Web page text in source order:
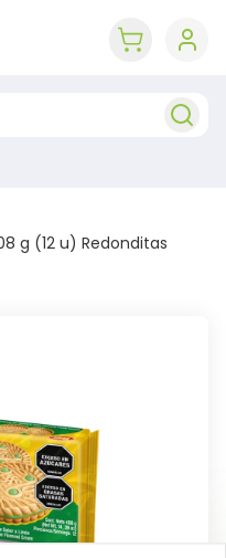
g (12 u) Redonditas